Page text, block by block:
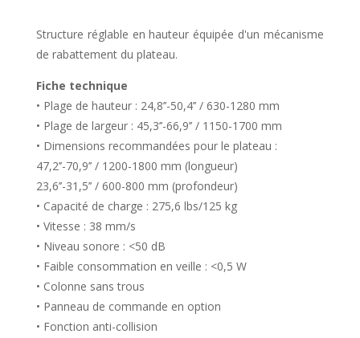
Structure réglable en hauteur équipée d'un mécanisme
de rabattement du plateau.
Fiche technique
• Plage de hauteur : 24,8’’-50,4’’ / 630-1280 mm
• Plage de largeur : 45,3’’-66,9’’ / 1150-1700 mm
• Dimensions recommandées pour le plateau :
47,2’’-70,9’’ / 1200-1800 mm (longueur)
23,6’’-31,5’’ / 600-800 mm (profondeur)
• Capacité de charge : 275,6 lbs/125 kg
• Vitesse : 38 mm/s
• Niveau sonore : <50 dB
• Faible consommation en veille : <0,5 W
• Colonne sans trous
• Panneau de commande en option
• Fonction anti-collision